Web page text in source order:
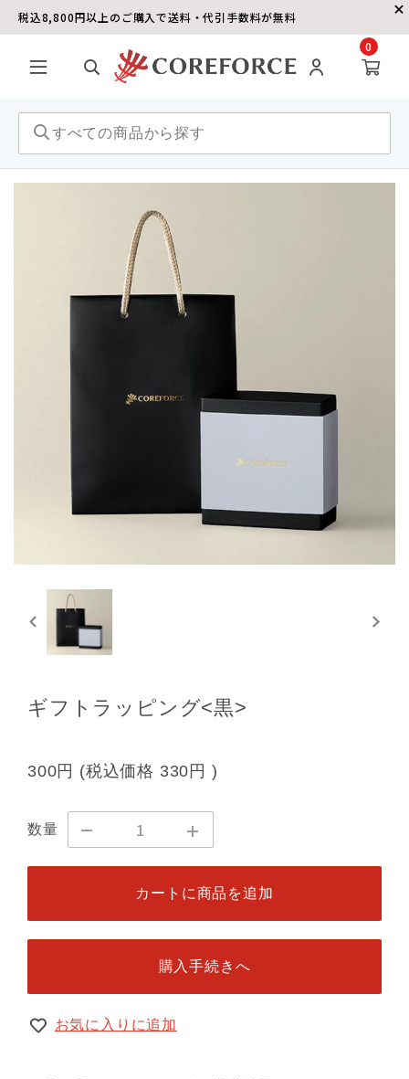
税込8,800円以上のご購入で送料・代引手数料が無料
0
ギフトラッピング<黒>
300円 (税込価格 330円 )
数量
カートに商品を追加
購入手続きへ
お気に入りに追加